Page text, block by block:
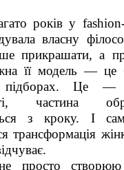
років у fashion-
власну
прикрашати, а
її модель — це
Це —
частина
з кроку. І
трансформація
просто